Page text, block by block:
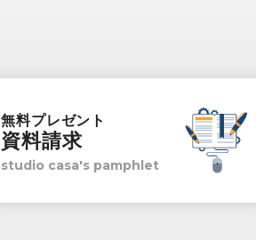
無料プレゼント
資料請求
studio casa's pamphlet